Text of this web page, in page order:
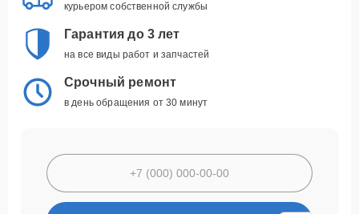
курьером собственной службы
Гарантия до 3 лет
на все виды работ и запчастей
Срочный ремонт
в день обращения от 30 минут